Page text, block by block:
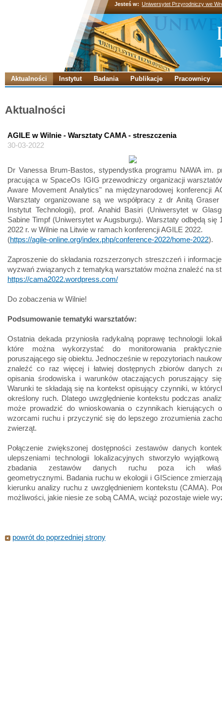
Jesteś w: Uniwersytet Przyrodniczy we
Aktualności Instytut Badania Publikacje Pracownicy
Aktualności
AGILE w Wilnie - Warsztaty CAMA - streszczenia
30-03-2022
Dr Vanessa Brum-Bastos, stypendystka programu NAWA im.
pracująca w SpaceOs IGIG przewodniczy organizacji
Aware Movement Analytics" na międzynarodowej konferencji
Warsztaty organizowane są we współpracy z dr Anitą Graser
Instytut Technologii), prof. Anahid Basiri (Uniwersytet w
Sabine Timpf (Uniwersytet w Augsburgu). Warsztaty odbędą się
2022 r. w Wilnie na Litwie w ramach konferencji AGILE 2022.
(https://agile-online.org/index.php/conference-2022/home-2022).
Zaproszenie do składania rozszerzonych streszczeń i
wyzwań związanych z tematyką warsztatów można znaleźć na
https://cama2022.wordpress.com/
Do zobaczenia w Wilnie!
Podsumowanie tematyki warsztatów:
Ostatnia dekada przyniosła radykalną poprawę technologii
które można wykorzystać do monitorowania
poruszającego się obiektu. Jednocześnie w repozytoriach
znaleźć co raz więcej i łatwiej dostępnych zbiorów danych
opisania środowiska i warunków otaczających poruszający
Warunki te składają się na kontekst opisujący czynniki, w
określony ruch. Dlatego uwzględnienie kontekstu podczas
może prowadzić do wnioskowania o czynnikach kierujących
wzorcami ruchu i przyczynić się do lepszego zrozumienia
zwierząt.
Połączenie zwiększonej dostępności zestawów danych
ulepszeniami technologii lokalizacyjnych stworzyło
zbadania zestawów danych ruchu poza ich
geometrycznymi. Badania ruchu w ekologii i GIScience
kierunku analizy ruchu z uwzględnieniem kontekstu (CAMA).
możliwości, jakie niesie ze sobą CAMA, wciąż pozostaje wiele
powrót do poprzedniej strony